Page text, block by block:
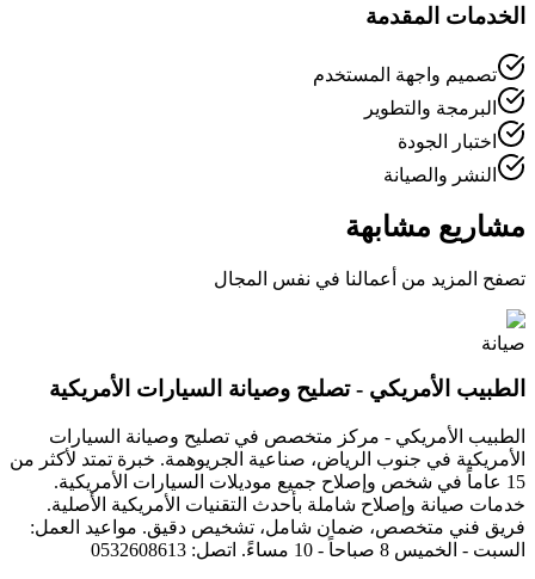
الخدمات المقدمة
تصميم واجهة المستخدم
البرمجة والتطوير
اختبار الجودة
النشر والصيانة
مشاريع مشابهة
تصفح المزيد من أعمالنا في نفس المجال
صيانة
الطبيب الأمريكي - تصليح وصيانة السيارات الأمريكية
الطبيب الأمريكي - مركز متخصص في تصليح وصيانة السيارات
الأمريكية في جنوب الرياض، صناعية الجريوهمة. خبرة تمتد لأكثر من
15 عاماً في شخص وإصلاح جميع موديلات السيارات الأمريكية.
خدمات صيانة وإصلاح شاملة بأحدث التقنيات الأمريكية الأصلية.
فريق فني متخصص، ضمان شامل، تشخيص دقيق. مواعيد العمل:
السبت - الخميس 8 صباحاً - 10 مساءً. اتصل: 0532608613